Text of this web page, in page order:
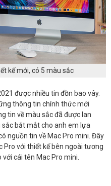
kế mới, có 5 màu sắc
được nhiều tin đồn bao vây.
thông tin chính thức mới
tin về màu sắc đã được lan
sắc bắt mắt cho anh em lựa
nguồn tin về Mac Pro mini. Đây
Pro với thiết kế bên ngoài tương
cái tên Mac Pro mini.